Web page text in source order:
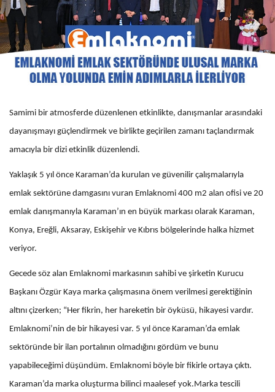
Samimi bir atmosferde düzenlenen etkinlikte, danışmanlar arasındaki
dayanışmayı güçlendirmek ve birlikte geçirilen zamanı taçlandırmak
amacıyla bir dizi etkinlik düzenlendi.
Yaklaşık 5 yıl önce Karaman’da kurulan ve güvenilir çalışmalarıyla
emlak sektörüne damgasını vuran Emlaknomi 400 m2 alan ofisi ve 20
emlak danışmanıyla Karaman’ın en büyük markası olarak Karaman,
Konya, Ereğli, Aksaray, Eskişehir ve Kıbrıs bölgelerinde halka hizmet
veriyor.
Gecede söz alan Emlaknomi markasının sahibi ve şirketin Kurucu
Başkanı Özgür Kaya marka çalışmasına önem verilmesi gerektiğinin
altını çizerken; “Her fikrin, her hareketin bir öyküsü, hikayesi vardır.
Emlaknomi’nin de bir hikayesi var. 5 yıl önce Karaman’da emlak
sektöründe bir ilan portalının olmadığını gördüm ve bunu
yapabileceğimi düşündüm. Emlaknomi böyle bir fikirle ortaya çıktı.
Karaman’da marka oluşturma bilinci maalesef yok.Marka tescili